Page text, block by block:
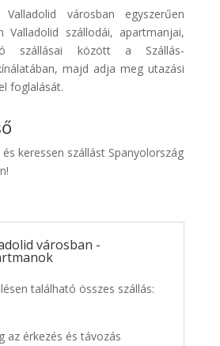
városban egyszerűen
Valladolid szállodái, apartmanjai,
szállásai között a Szállás-
majd adja meg utazási
foglalását.
keressen szállást Spanyolország
városban -
található összes szállás:
az érkezés és távozás